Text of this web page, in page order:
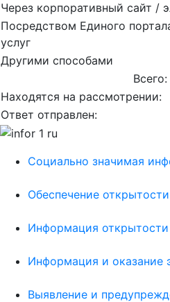
Через корпоративный сайт /
Посредством Единого
услуг
Другими способами
Находятся на рассмотрении:
Ответ отправлен:
Социально значимая
Обеспечение открытости
Информация
Информация и оказание
Выявление и